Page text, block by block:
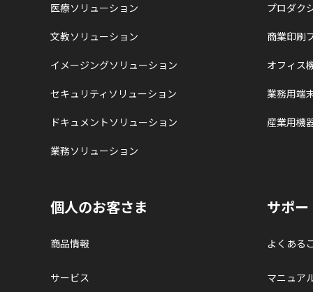
医療ソリューション
文教ソリューション
イメージングソリューション
セキュリティソリューション
ドキュメントソリューション
業務ソリューション
プロダク
商業印刷
オフィス
業務用端
産業用機
個人のお客さま
商品情報
サービス
サポ
よくある
マニュア